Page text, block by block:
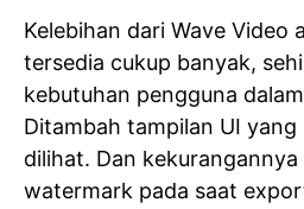
Kelebihan dari Wave Video
tersedia cukup banyak,
kebutuhan pengguna
Ditambah tampilan UI
dilihat. Dan
watermark pada saat